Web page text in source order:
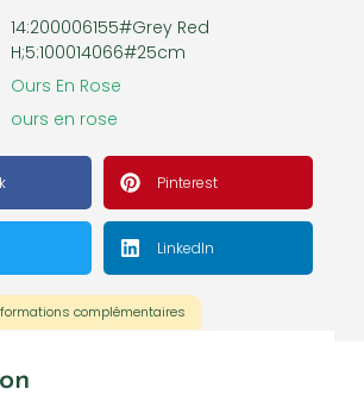
14:200006155#Grey Red
H;5:100014066#25cm
Ours En Rose
ours en rose
Pinterest
LinkedIn
complémentaires